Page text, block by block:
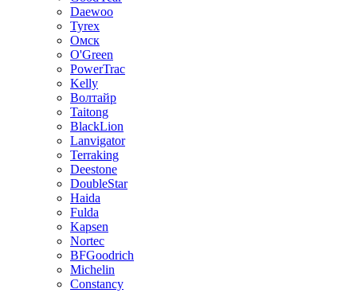
Daewoo
Tyrex
Омск
O'Green
PowerTrac
Kelly
Волтайр
Taitong
BlackLion
Lanvigator
Terraking
Deestone
DoubleStar
Haida
Fulda
Kapsen
Nortec
BFGoodrich
Michelin
Constancy